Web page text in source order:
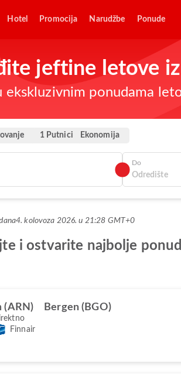
Hotel Promocija Narudžbe Ponude
jeftine letove
ekskluzivnim ponudama
1 Putnici Ekonomija
Do
4. kolovoza 2026. u 21:28 GMT+0
i ostvarite najbolje
(ARN) Bergen (BGO)
Finnair